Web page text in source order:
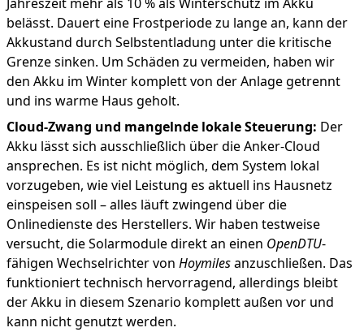
Jahreszeit mehr als 10 % als Winterschutz im Akku
belässt. Dauert eine Frostperiode zu lange an, kann der
Akkustand durch Selbstentladung unter die kritische
Grenze sinken. Um Schäden zu vermeiden, haben wir
den Akku im Winter komplett von der Anlage getrennt
und ins warme Haus geholt.
Cloud-Zwang und mangelnde lokale Steuerung: Der
Akku lässt sich ausschließlich über die Anker-Cloud
ansprechen. Es ist nicht möglich, dem System lokal
vorzugeben, wie viel Leistung es aktuell ins Hausnetz
einspeisen soll – alles läuft zwingend über die
Onlinedienste des Herstellers. Wir haben testweise
versucht, die Solarmodule direkt an einen OpenDTU-
fähigen Wechselrichter von Hoymilesanzuschließen. Das
funktioniert technisch hervorragend, allerdings bleibt
der Akku in diesem Szenario komplett außen vor und
kann nicht genutzt werden.